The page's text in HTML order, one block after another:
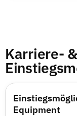
Karriere- &
Equipment